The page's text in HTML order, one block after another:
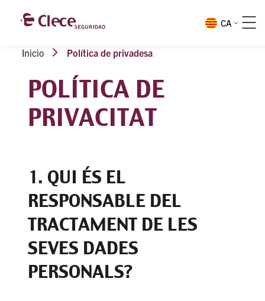
CA
Inicio Política de privadesa
POLÍTICA DE
PRIVACITAT
1. QUI ÉS EL
RESPONSABLE DEL
TRACTAMENT DE LES
SEVES DADES
PERSONALS?